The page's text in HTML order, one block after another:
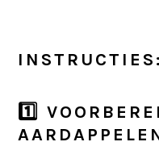
INSTRUCTIES:
1️⃣